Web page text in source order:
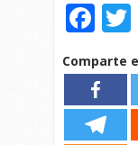
Comparte